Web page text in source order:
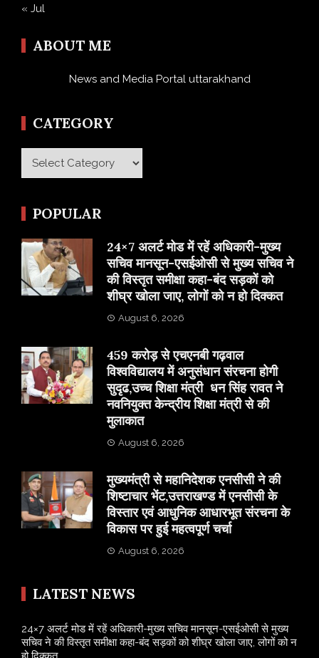
« Jul
ABOUT ME
News and Media Portal uttarakhand
CATEGORY
Category
POPULAR
24×7 अलर्ट मोड में रहें अधिकारी-मुख्य
सचिव मानसून-एसईओसी से मुख्य सचिव ने
की विस्तृत समीक्षा कहा-बंद सड़कों को
शीघ्र खोला जाए, लोगों को न हो दिक्कत
August 6, 2026
459 करोड़ से एचएनबी गढ़वाल
विश्वविद्यालय में अनुसंधान संरचना होगी
सुदृढ,उच्च शिक्षा मंत्री धन सिंह रावत ने
नवनियुक्त केन्द्रीय शिक्षा मंत्री से की
मुलाकात
August 6, 2026
मुख्यमंत्री से महानिदेशक एनसीसी ने की
शिष्टाचार भेंट,उत्तराखण्ड में एनसीसी के
विस्तार एवं आधुनिक आधारभूत संरचना के
विकास पर हुई महत्वपूर्ण चर्चा
August 6, 2026
LATEST NEWS
24×7 अलर्ट मोड में रहें अधिकारी-मुख्य सचिव मानसून-एसईओसी से मुख्य
सचिव ने की विस्तृत समीक्षा कहा-बंद सड़कों को शीघ्र खोला जाए, लोगों को न